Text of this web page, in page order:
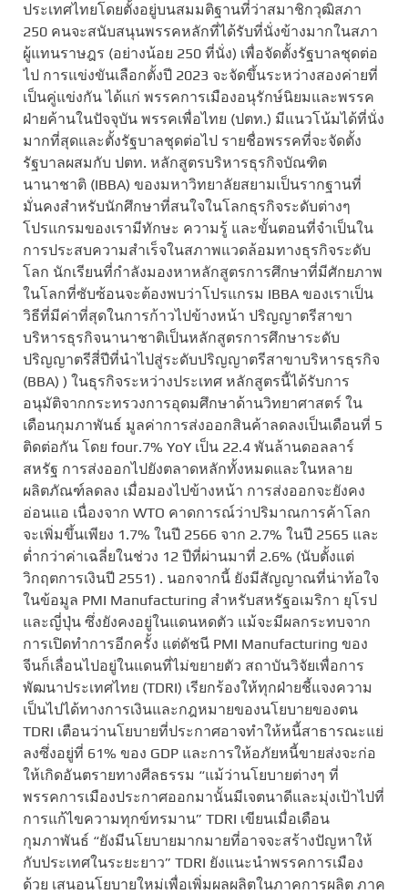
ประเทศไทยโดยตั้งอยู่บนสมมติฐานที่ว่าสมาชิกวุฒิสภา
250 คนจะสนับสนุนพรรคหลักที่ได้รับที่นั่งข้างมากในสภา
ผู้แทนราษฎร (อย่างน้อย 250 ที่นั่ง) เพื่อจัดตั้งรัฐบาลชุดต่อ
ไป การแข่งขันเลือกตั้งปี 2023 จะจัดขึ้นระหว่างสองค่ายที่
เป็นคู่แข่งกัน ได้แก่ พรรคการเมืองอนุรักษ์นิยมและพรรค
ฝ่ายค้านในปัจจุบัน พรรคเพื่อไทย (ปตท.) มีแนวโน้มได้ที่นั่ง
มากที่สุดและตั้งรัฐบาลชุดต่อไป รายชื่อพรรคที่จะจัดตั้ง
รัฐบาลผสมกับ ปตท. หลักสูตรบริหารธุรกิจบัณฑิต
นานาชาติ (IBBA) ของมหาวิทยาลัยสยามเป็นรากฐานที่
มั่นคงสำหรับนักศึกษาที่สนใจในโลกธุรกิจระดับต่างๆ
โปรแกรมของเรามีทักษะ ความรู้ และขั้นตอนที่จำเป็นใน
การประสบความสำเร็จในสภาพแวดล้อมทางธุรกิจระดับ
โลก นักเรียนที่กำลังมองหาหลักสูตรการศึกษาที่มีศักยภาพ
ในโลกที่ซับซ้อนจะต้องพบว่าโปรแกรม IBBA ของเราเป็น
วิธีที่มีค่าที่สุดในการก้าวไปข้างหน้า ปริญญาตรีสาขา
บริหารธุรกิจนานาชาติเป็นหลักสูตรการศึกษาระดับ
ปริญญาตรีสี่ปีที่นำไปสู่ระดับปริญญาตรีสาขาบริหารธุรกิจ
(BBA) ) ในธุรกิจระหว่างประเทศ หลักสูตรนี้ได้รับการ
อนุมัติจากกระทรวงการอุดมศึกษาด้านวิทยาศาสตร์ ใน
เดือนกุมภาพันธ์ มูลค่าการส่งออกสินค้าลดลงเป็นเดือนที่ 5
ติดต่อกัน โดย four.7% YoY เป็น 22.4 พันล้านดอลลาร์
สหรัฐ การส่งออกไปยังตลาดหลักทั้งหมดและในหลาย
ผลิตภัณฑ์ลดลง เมื่อมองไปข้างหน้า การส่งออกจะยังคง
อ่อนแอ เนื่องจาก WTO คาดการณ์ว่าปริมาณการค้าโลก
จะเพิ่มขึ้นเพียง 1.7% ในปี 2566 จาก 2.7% ในปี 2565 และ
ต่ำกว่าค่าเฉลี่ยในช่วง 12 ปีที่ผ่านมาที่ 2.6% (นับตั้งแต่
วิกฤตการเงินปี 2551) . นอกจากนี้ ยังมีสัญญาณที่น่าท้อใจ
ในข้อมูล PMI Manufacturing สำหรับสหรัฐอเมริกา ยุโรป
และญี่ปุ่น ซึ่งยังคงอยู่ในแดนหดตัว แม้จะมีผลกระทบจาก
การเปิดทำการอีกครั้ง แต่ดัชนี PMI Manufacturing ของ
จีนก็เลื่อนไปอยู่ในแดนที่ไม่ขยายตัว สถาบันวิจัยเพื่อการ
พัฒนาประเทศไทย (TDRI) เรียกร้องให้ทุกฝ่ายชี้แจงความ
เป็นไปได้ทางการเงินและกฎหมายของนโยบายของตน
TDRI เตือนว่านโยบายที่ประกาศอาจทำให้หนี้สาธารณะแย่
ลงซึ่งอยู่ที่ 61% ของ GDP และการให้อภัยหนี้ขายส่งจะก่อ
ให้เกิดอันตรายทางศีลธรรม “แม้ว่านโยบายต่างๆ ที่
พรรคการเมืองประกาศออกมานั้นมีเจตนาดีและมุ่งเป้าไปที่
การแก้ไขความทุกข์ทรมาน” TDRI เขียนเมื่อเดือน
กุมภาพันธ์ “ยังมีนโยบายมากมายที่อาจจะสร้างปัญหาให้
กับประเทศในระยะยาว” TDRI ยังแนะนำพรรคการเมือง
ด้วย เสนอนโยบายใหม่เพื่อเพิ่มผลผลิตในภาคการผลิต ภาค